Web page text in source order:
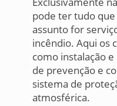
pode ter tudo
assunto for
incêndio. Aqui os
como instalação
de prevenção e
sistema de
atmosférica.